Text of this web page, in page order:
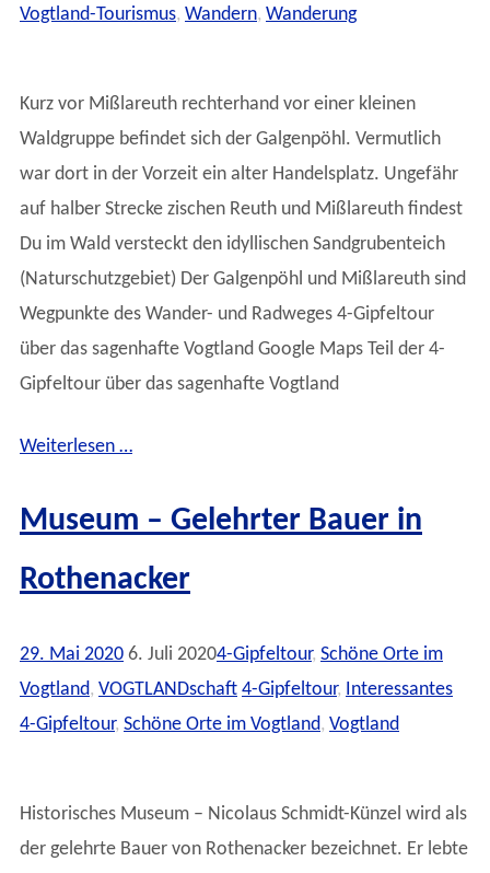
Vogtland-Tourismus, Wandern, Wanderung
Kurz vor Mißlareuth rechterhand vor einer kleinen
Waldgruppe befindet sich der Galgenpöhl. Vermutlich
war dort in der Vorzeit ein alter Handelsplatz. Ungefähr
auf halber Strecke zischen Reuth und Mißlareuth findest
Du im Wald versteckt den idyllischen Sandgrubenteich
(Naturschutzgebiet) Der Galgenpöhl und Mißlareuth sind
Wegpunkte des Wander- und Radweges 4-Gipfeltour
über das sagenhafte Vogtland Google Maps Teil der 4-
Gipfeltour über das sagenhafte Vogtland
Weiterlesen …
Museum – Gelehrter Bauer in
Rothenacker
29. Mai 2020 6. Juli 20204-Gipfeltour, Schöne Orte im
Vogtland, VOGTLANDschaft 4-Gipfeltour, Interessantes
4-Gipfeltour, Schöne Orte im Vogtland, Vogtland
Historisches Museum – Nicolaus Schmidt-Künzel wird als
der gelehrte Bauer von Rothenacker bezeichnet. Er lebte